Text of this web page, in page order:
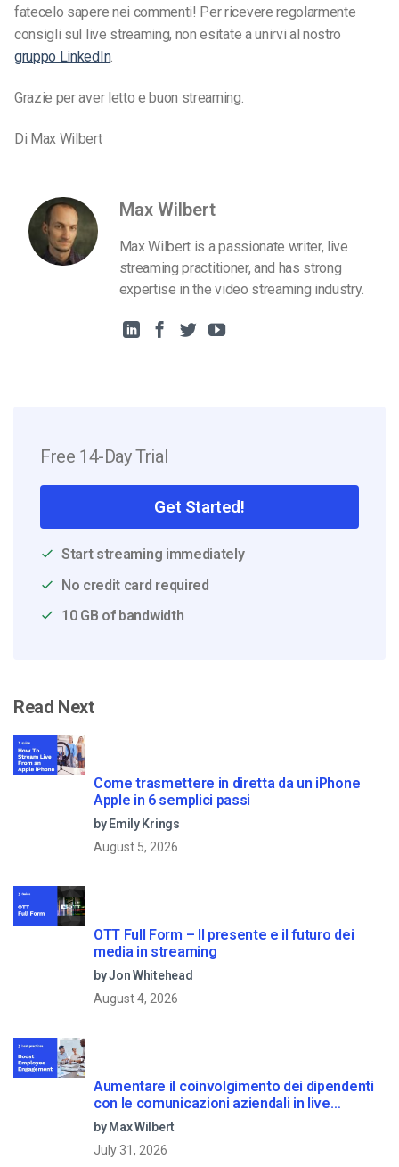
fatecelo sapere nei commenti! Per ricevere regolarmente
consigli sul live streaming, non esitate a unirvi al nostro
gruppo LinkedIn.
Grazie per aver letto e buon streaming.
Di Max Wilbert
Max Wilbert
Max Wilbert is a passionate writer, live
streaming practitioner, and has strong
expertise in the video streaming industry.
Free 14-Day Trial
Get Started!
Start streaming immediately
No credit card required
10 GB of bandwidth
Read Next
Come trasmettere in diretta da un iPhone
Apple in 6 semplici passi
by Emily Krings
August 5, 2026
OTT Full Form – Il presente e il futuro dei
media in streaming
by Jon Whitehead
August 4, 2026
Aumentare il coinvolgimento dei dipendenti
con le comunicazioni aziendali in live
streaming
by Max Wilbert
July 31, 2026